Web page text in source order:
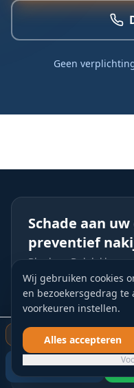
Geen
Schade aan
preventief
Blankers Dakdekkers
Gratis inspectie,
GratisGratis
Wij gebruiken cookies
en bezoekersgedrag te
voorkeuren instellen.
Alles accepteren